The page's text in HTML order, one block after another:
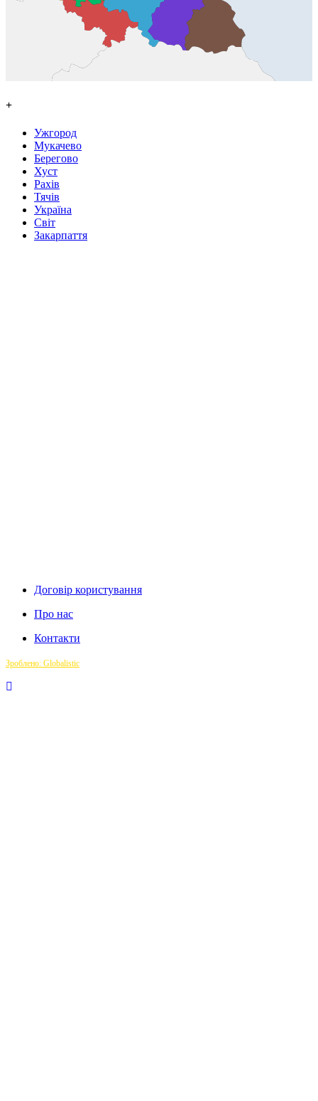
+
Ужгород
Мукачево
Берегово
Хуст
Рахів
Тячів
Україна
Світ
Закарпаття
Договір користування
Про нас
Контакти
Зроблено: Globalistic